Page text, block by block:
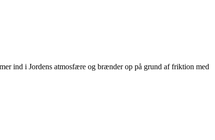
ind i Jordens atmosfære og brænder op på grund af friktion med